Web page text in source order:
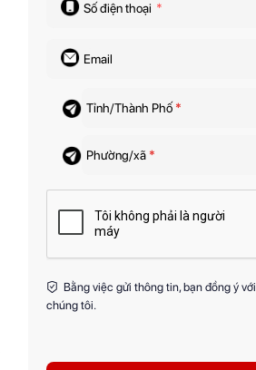
Số điện thoại *
Email
Tỉnh/Thành Phố *
Phường/xã *
Bằng việc gửi thông tin, bạn đồng ý với
chúng tôi.